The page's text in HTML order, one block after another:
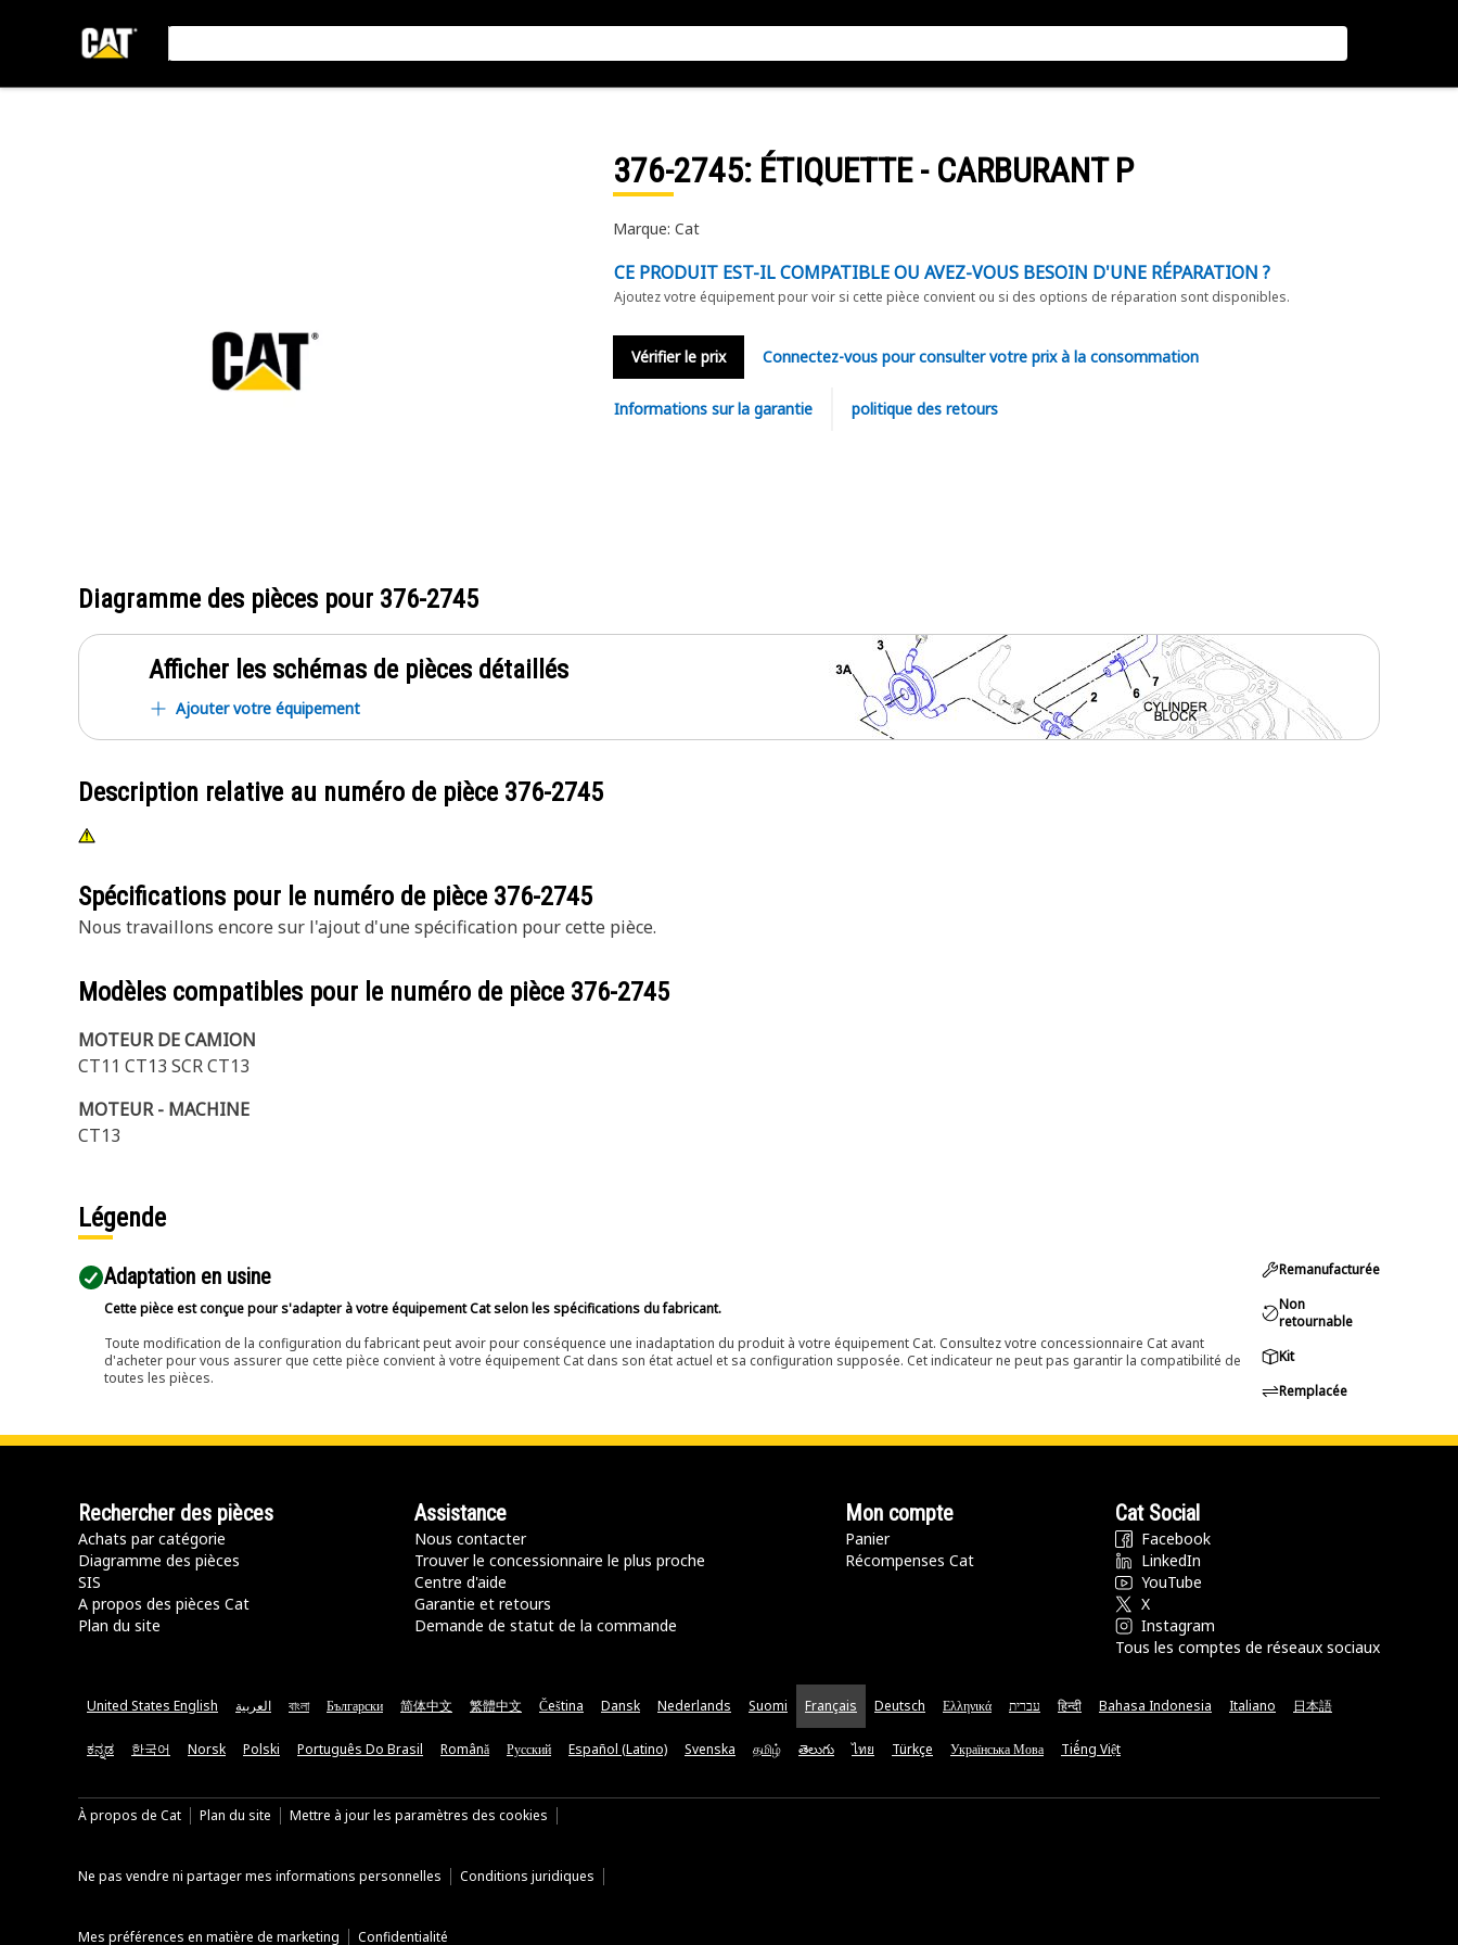
376-2745: ÉTIQUETTE - CARBURANT P
Marque: Cat
CE PRODUIT EST-IL COMPATIBLE OU AVEZ-VOUS BESOIN D'UNE RÉPARATION ?
Ajoutez votre équipement pour voir si cette pièce convient ou si des options de réparation sont disponibles.
Vérifier le prix Connectez-vous pour consulter votre prix à la consommation
Informations sur la garantie politique des retours
Diagramme des pièces pour 376-2745
Afficher les schémas de pièces détaillés
Ajouter votre équipement
Description relative au numéro de pièce 376-2745
Spécifications pour le numéro de pièce 376-2745
Nous travaillons encore sur l'ajout d'une spécification pour cette pièce.
Modèles compatibles pour le numéro de pièce 376-2745
MOTEUR DE CAMION
CT11 CT13 SCR CT13
MOTEUR - MACHINE
CT13
Légende
Adaptation en usine
Cette pièce est conçue pour s'adapter à votre équipement Cat selon les spécifications du fabricant.
Toute modification de la configuration du fabricant peut avoir pour conséquence une inadaptation du produit à votre équipement Cat. Consultez votre concessionnaire Cat avant
d'acheter pour vous assurer que cette pièce convient à votre équipement Cat dans son état actuel et sa configuration supposée. Cet indicateur ne peut pas garantir la compatibilité de
toutes les pièces.
Remanufacturée
Non
retournable
Kit
Remplacée
Rechercher des pièces
Achats par catégorie
Diagramme des pièces
SIS
A propos des pièces Cat
Plan du site
Assistance
Nous contacter
Trouver le concessionnaire le plus proche
Centre d'aide
Garantie et retours
Demande de statut de la commande
Mon compte
Panier
Récompenses Cat
Cat Social
Facebook
LinkedIn
YouTube
X
Instagram
Tous les comptes de réseaux sociaux
United States English العربية বাংলা Български 简体中文 繁體中文 Čeština Dansk Nederlands Suomi Français Deutsch Ελληνικά עברית हिन्दी Bahasa Indonesia Italiano 日本語
ಕನ್ನಡ 한국어 Norsk Polski Português Do Brasil Română Русский Español (Latino) Svenska தமிழ் తెలుగు ไทย Türkçe Українська Мова Tiếng Việt
À propos de Cat Plan du site Mettre à jour les paramètres des cookies
Ne pas vendre ni partager mes informations personnelles Conditions juridiques
Mes préférences en matière de marketing Confidentialité